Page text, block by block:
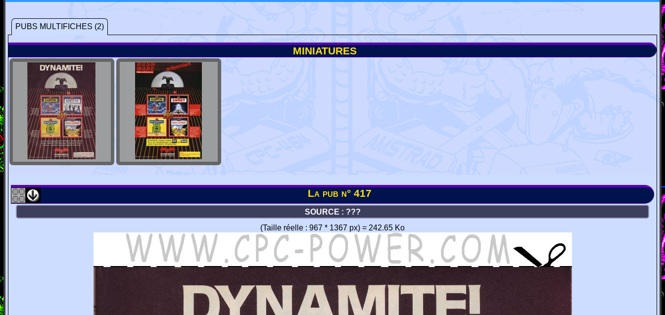
PUBS MULTIFICHES (2)
MINIATURES
La pub n° 417
SOURCE : ???
(Taille réelle : 967 * 1367 px) = 242.65 Ko